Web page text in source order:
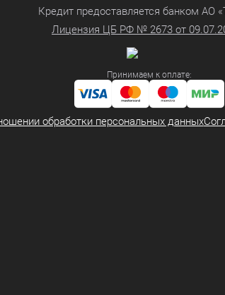
Кредит предоставляется банком АО
Лицензия ЦБ РФ № 2673 от
Принимаем к оплате:
обработки персональных данных